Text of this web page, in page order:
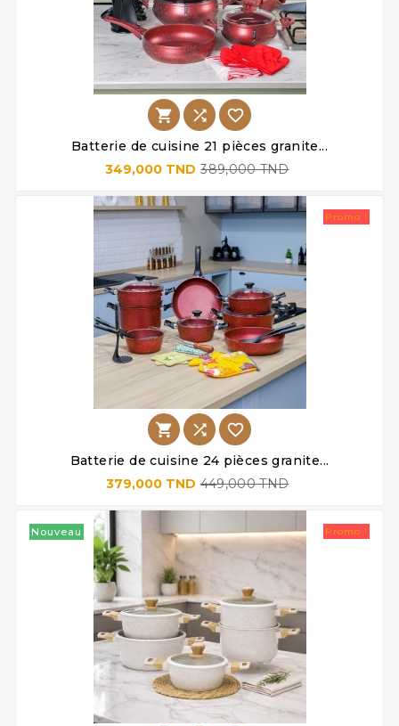
  
Batterie de cuisine 21 pièces granite...
349,000 TND 389,000 TND
Promo !
  
Batterie de cuisine 24 pièces granite...
379,000 TND 449,000 TND
Nouveau Promo !